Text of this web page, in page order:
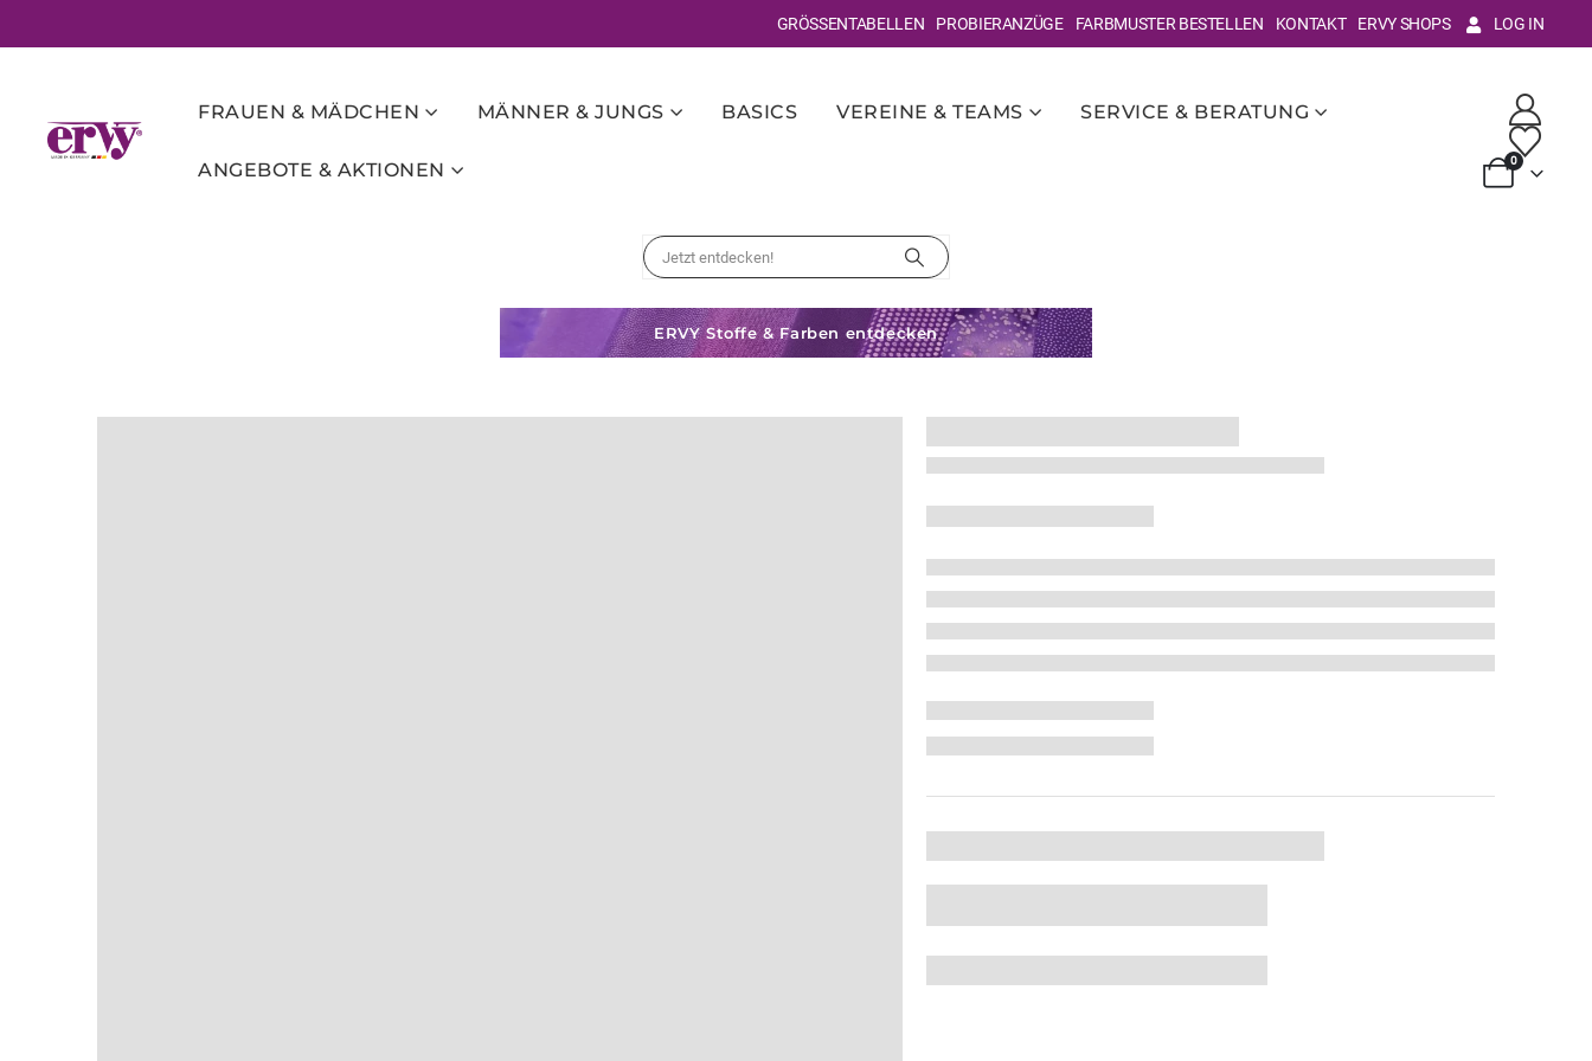
GRÖSSENTABELLEN PROBIERANZÜGE FARBMUSTER BESTELLEN KONTAKT ERVY SHOPS LOG IN
FRAUEN & MÄDCHEN MÄNNER & JUNGS BASICS VEREINE & TEAMS SERVICE & BERATUNG
ANGEBOTE & AKTIONEN 0
ERVY Stoffe & Farben entdecken